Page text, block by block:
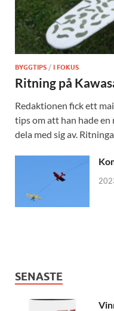
BYGGTIPS / I FOKUS
Ritning på
Redaktionen fick ett
tips om att han hade
dela med sig av.
SENASTE